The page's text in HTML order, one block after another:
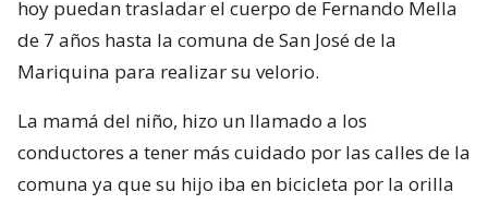
hoy puedan trasladar el cuerpo de Fernando Mella
de 7 años hasta la comuna de San José de la
Mariquina para realizar su velorio.
La mamá del niño, hizo un llamado a los
conductores a tener más cuidado por las calles de la
comuna ya que su hijo iba en bicicleta por la orilla